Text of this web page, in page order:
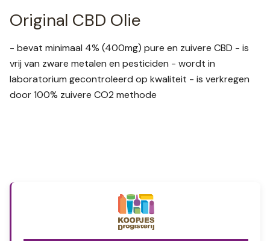
Original CBD Olie
- bevat minimaal 4% (400mg) pure en zuivere CBD - is
vrij van zware metalen en pesticiden - wordt in
laboratorium gecontroleerd op kwaliteit - is verkregen
door 100% zuivere CO2 methode